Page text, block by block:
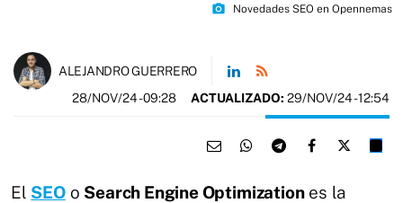
photo_camera Novedades SEO en Opennemas
ALEJANDRO GUERRERO
28/NOV/24- 09:28 ACTUALIZADO: 29/NOV/24 - 12:54
​​​​El SEOo Search Engine Optimizationes la